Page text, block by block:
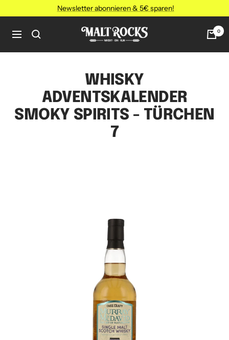
zum
Inhalt
Newsletter abonnieren & 5€ sparen!
Navigation
MALT
ROCKS
0
WHISKY
ADVENTSKALENDER
SMOKY SPIRITS - TÜRCHEN
7